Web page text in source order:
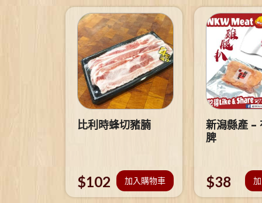
比利時蜂切豬腩
$102 加入購物車
新潟縣產 –
脾
$38